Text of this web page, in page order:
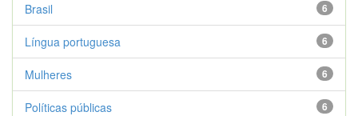
6
Brasil
6
Língua portuguesa
6
Mulheres
6
Políticas públicas